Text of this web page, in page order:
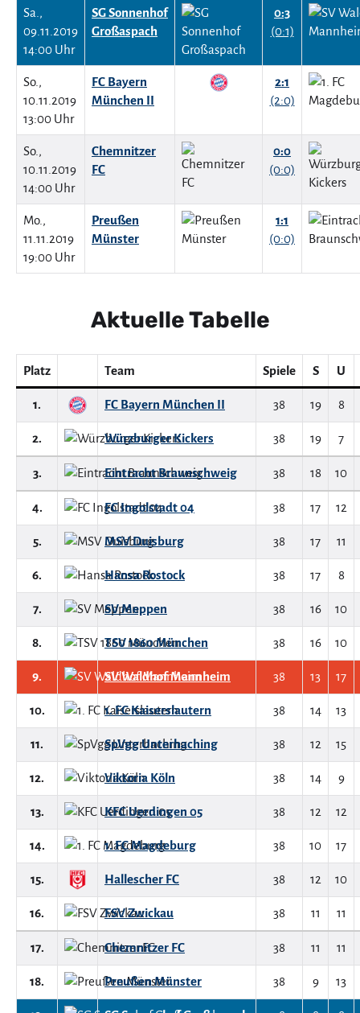
Sa.,
09.11.2019
14:00 Uhr
SG Sonnenhof
Großaspach
0:3
(0:1)
So.,
10.11.2019
13:00 Uhr
FC Bayern
München II
2:1
(2:0)
So.,
10.11.2019
14:00 Uhr
Chemnitzer
FC
0:0
(0:0)
Mo.,
11.11.2019
19:00 Uhr
Preußen
Münster
1:1
(0:0)
Aktuelle Tabelle
Platz Team Spiele S U
1. FC Bayern München II 38 19 8
2. Würzburger Kickers 38 19 7
3. Eintracht Braunschweig 38 18 10
4. FC Ingolstadt 04 38 17 12
5. MSV Duisburg 38 17 11
6. Hansa Rostock 38 17 8
7. SV Meppen 38 16 10
8. TSV 1860 München 38 16 10
9. SV Waldhof Mannheim 38 13 17
10. 1. FC Kaiserslautern 38 14 13
11. SpVgg Unterhaching 38 12 15
12. Viktoria Köln 38 14 9
13. KFC Uerdingen 05 38 12 12
14. 1. FC Magdeburg 38 10 17
15. Hallescher FC 38 12 10
16. FSV Zwickau 38 11 11
17. Chemnitzer FC 38 11 11
18. Preußen Münster 38 9 13